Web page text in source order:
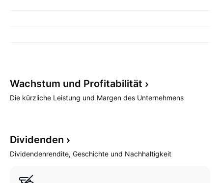
Wachstum und Profitabilität
Die kürzliche Leistung und Margen des Unternehmens
Dividenden
Dividendenrendite, Geschichte und Nachhaltigkeit